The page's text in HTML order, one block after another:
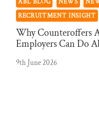
RECRUITMENT INSIGHT
Why Counteroffers
Employers Can Do
9th June 2026